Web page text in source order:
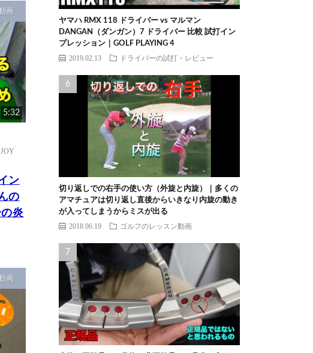
画
5:32
ン
の
炎
画
ヤマハ RMX 118 ドライバー vs マルマン
DANGAN（ダンガン）7 ドライバー 比較 試打イン
プレッション｜GOLF PLAYING 4
2019.02.13 ドライバーの試打・レビュー
切り返しでの右手の使い方（外旋と内旋）｜多くの
アマチュアは切り返し直後からいきなり内旋の動き
が入ってしまうからミスが出る
2018.06.19 ゴルフのレッスン動画